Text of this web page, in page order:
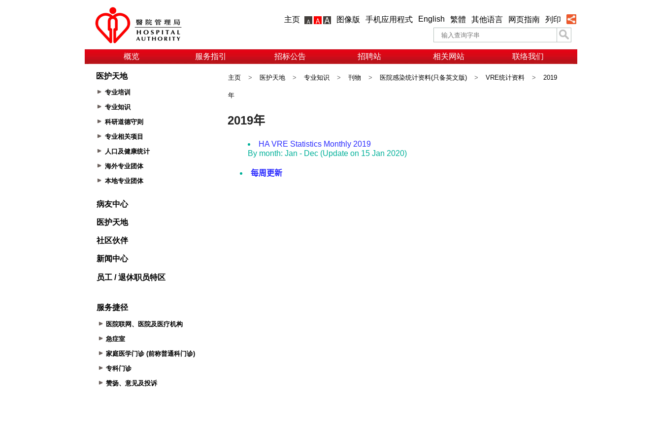
主页 图像版 手机应用程式 English 繁體 其他语言 网页指南 列印
概览 服务指引 招标公告 招聘站 相关网站 联络我们
医护天地
专业培训
专业知识
科研道德守则
专业相关项目
人口及健康统计
海外专业团体
本地专业团体
病友中心
医护天地
社区伙伴
新闻中心
员工 / 退休职员特区
服务捷径
医院联网、医院及医疗机构
急症室
家庭医学门诊 (前称普通科门诊)
专科门诊
赞扬、意见及投诉
主页 > 医护天地 > 专业知识 > 刊物 > 医院感染统计资料(只备英文版) > VRE统计资料 > 2019
年